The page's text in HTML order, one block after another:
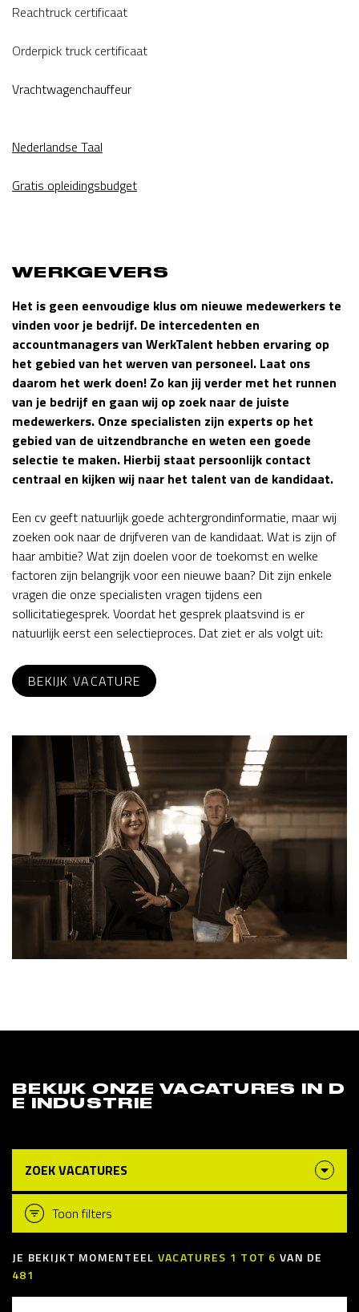
Reachtruck certificaat
Orderpick truck certificaat
Vrachtwagenchauffeur
Nederlandse Taal
Gratis opleidingsbudget
WERKGEVERS
Het is geen eenvoudige klus om nieuwe medewerkers te
vinden voor je bedrijf. De intercedenten en
accountmanagers van WerkTalent hebben ervaring op
het gebied van het werven van personeel. Laat ons
daarom het werk doen! Zo kan jij verder met het runnen
van je bedrijf en gaan wij op zoek naar de juiste
medewerkers. Onze specialisten zijn experts op het
gebied van de uitzendbranche en weten een goede
selectie te maken. Hierbij staat persoonlijk contact
centraal en kijken wij naar het talent van de kandidaat.
Een cv geeft natuurlijk goede achtergrondinformatie, maar wij
zoeken ook naar de drijfveren van de kandidaat. Wat is zijn of
haar ambitie? Wat zijn doelen voor de toekomst en welke
factoren zijn belangrijk voor een nieuwe baan? Dit zijn enkele
vragen die onze specialisten vragen tijdens een
sollicitatiegesprek. Voordat het gesprek plaatsvind is er
natuurlijk eerst een selectieproces. Dat ziet er als volgt uit:
BEKIJK VACATURE
BEKIJK ONZE VACATURES IN D
E INDUSTRIE
ZOEK VACATURES
Toon filters
JE BEKIJKT MOMENTEEL VACATURES 1 TOT 6 VAN DE
481